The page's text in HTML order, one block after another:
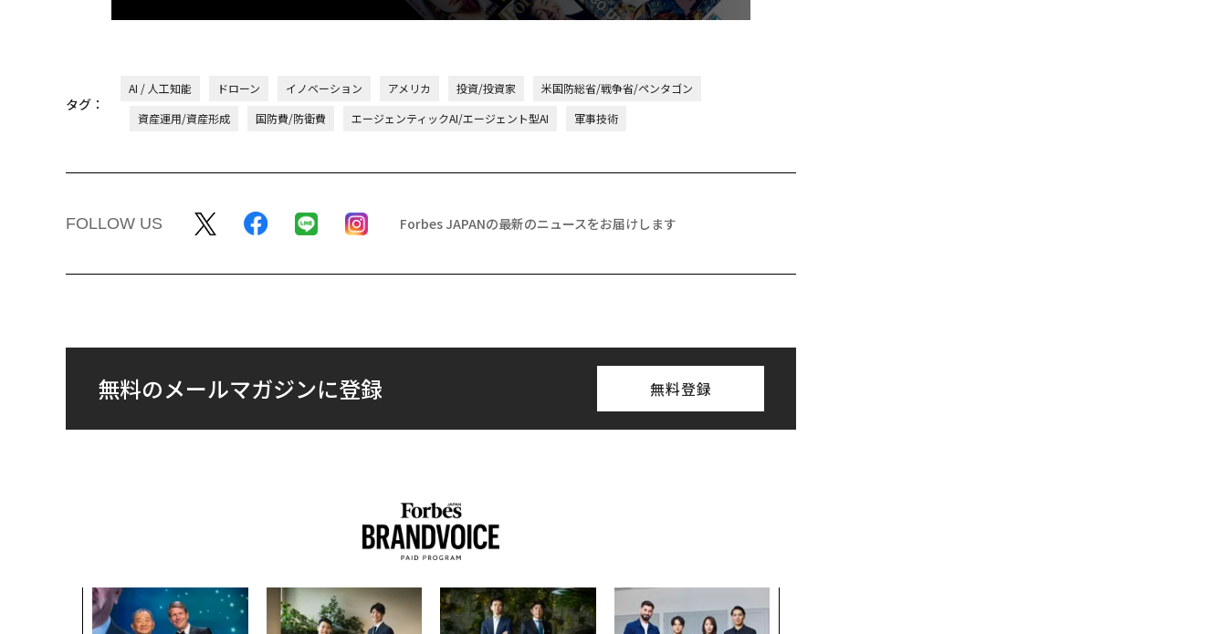
タグ：
AI / 人工知能 ドローン イノベーション アメリカ 投資/投資家
米国防総省/戦争省/ペンタゴン
資産運用/資産形成
国防費/防衛費 エージェンティックAI/エージェント型AI 軍事技術
FOLLOW US Forbes JAPANの最新のニュースをお届けします
無料のメールマガジンに登録 無料登録